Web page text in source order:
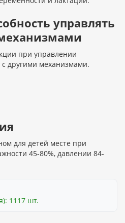
управлять
при управлении
другими механизмами.
для детей месте при
45-80%, давлении 84-
1117 шт.